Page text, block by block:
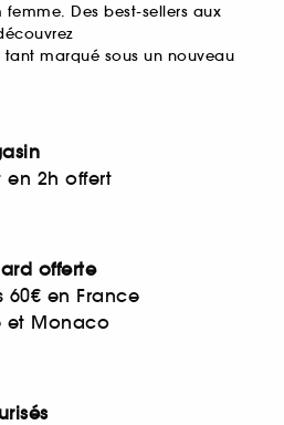
Des best-sellers aux
marqué sous un nouveau
2h offert
offerte
en France
et Monaco